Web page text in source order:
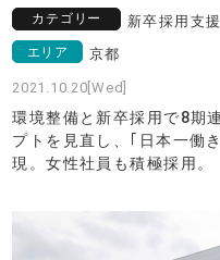
カテゴリー 新卒採用支
エリア 京都
2021.10.20[Wed]
環境整備と新卒採用で8期
プトを見直し、｢日本一働
現。女性社員も積極採用。